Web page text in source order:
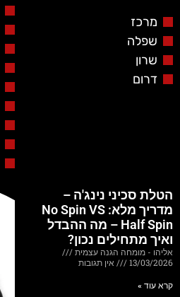
מרכז
שפלה
שרון
דרום
הטלת סכיני נינג'ה –
מדריך מלא: No Spin VS
Half Spin – מה ההבדל
ואיך מתחילים נכון?
אליהו - מומחה הגנה עצמית
13/03/2026
אין תגובות
קרא עוד »